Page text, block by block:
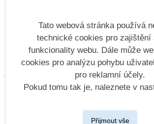
Prohlášení o přístupnosti Mapa
Copyright © 2022 - 2023 ZŠ náměstí
Postaveno ve službě
Tato webová stránka používá
technické cookies pro zajištění
funkcionality webu. Dále může
cookies pro analýzu pohybu
pro reklamní účely.
Pokud tomu tak je, naleznete v
Přijmout vše